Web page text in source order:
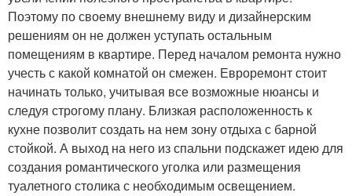
Поэтому по своему внешнему виду и дизайнерским
решениям он не должен уступать остальным
помещениям в квартире. Перед началом ремонта нужно
учесть с какой комнатой он смежен. Евроремонт стоит
начинать только, учитывая все возможные нюансы и
следуя строгому плану. Близкая расположенность к
кухне позволит создать на нем зону отдыха с барной
стойкой. А выход на него из спальни подскажет идею для
создания романтического уголка или размещения
туалетного столика с необходимым освещением.